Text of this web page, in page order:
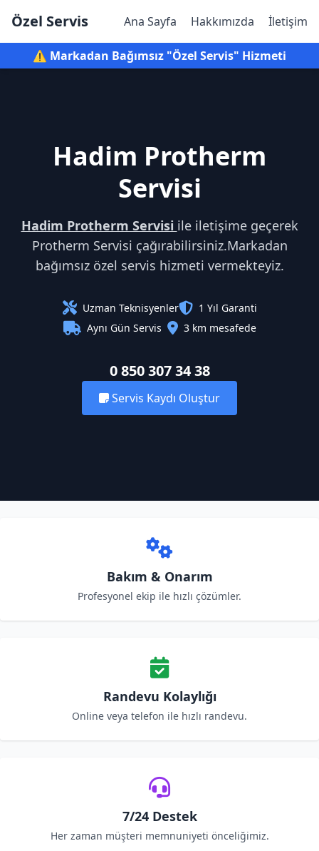
Özel Servis Ana Sayfa Hakkımızda İletişim
⚠️ Markadan Bağımsız "Özel Servis" Hizmeti
Hadim Protherm
Servisi
Hadim Protherm Servisi ile iletişime geçerek
Protherm Servisi çağırabilirsiniz.Markadan
bağımsız özel servis hizmeti vermekteyiz.
Uzman Teknisyenler
1 Yıl Garanti
Aynı Gün Servis
3 km mesafede
0 850 307 34 38
Servis Kaydı Oluştur
Bakım & Onarım
Profesyonel ekip ile hızlı çözümler.
Randevu Kolaylığı
Online veya telefon ile hızlı randevu.
7/24 Destek
Her zaman müşteri memnuniyeti önceliğimiz.